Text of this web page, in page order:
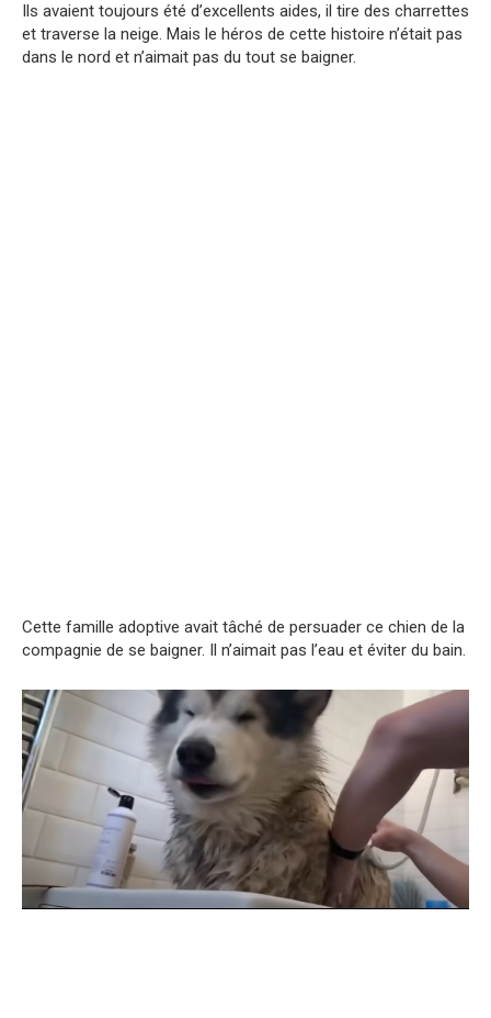
Ils avaient toujours été d’excellents aides, il tire des charrettes
et traverse la neige. Mais le héros de cette histoire n’était pas
dans le nord et n’aimait pas du tout se baigner.
Cette famille adoptive avait tâché de persuader ce chien de la
compagnie de se baigner. Il n’aimait pas l’eau et éviter du bain.